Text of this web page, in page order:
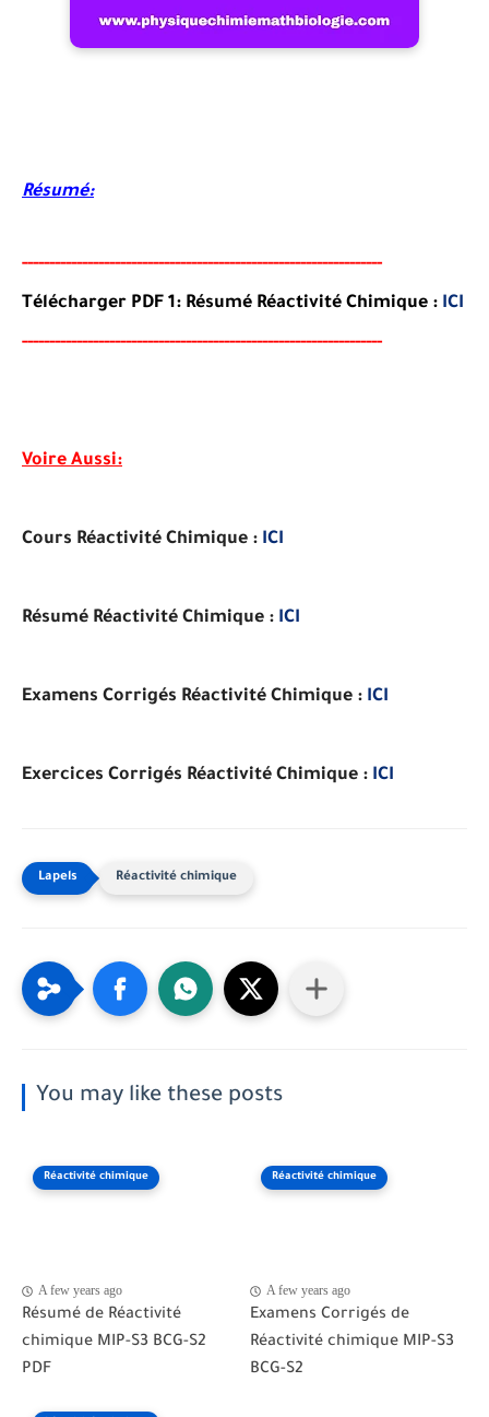
Résumé:
------------------------------------------------------------------
Télécharger PDF 1: Résumé Réactivité Chimique : ICI
------------------------------------------------------------------
Voire Aussi:
Cours Réactivité Chimique : ICI
Résumé Réactivité Chimique : ICI
Examens Corrigés Réactivité Chimique : ICI
Exercices Corrigés Réactivité Chimique : ICI
Réactivité chimique
You may like these posts
Réactivité chimique
A few years ago
Résumé de Réactivité
chimique MIP-S3 BCG-S2
PDF
Réactivité chimique
A few years ago
Examens Corrigés de
Réactivité chimique MIP-S3
BCG-S2